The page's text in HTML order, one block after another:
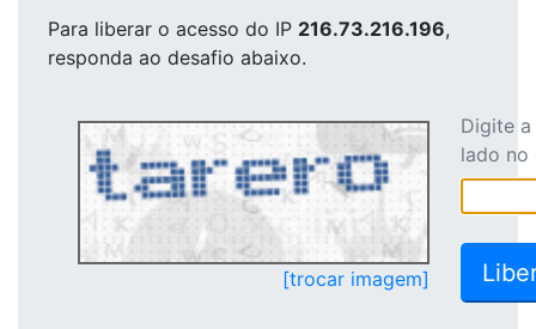
Para liberar o acesso do IP 216.73.216.196,
responda ao desafio abaixo.
[trocar imagem]
Digite
lado no